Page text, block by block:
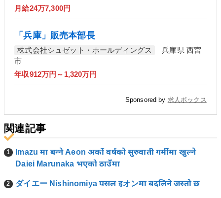
月給24万7,300円
「兵庫」販売本部長
株式会社シュゼット・ホールディングス
兵庫県 西宮
市
年収912万円～1,320万円
Sponsored by 求人ボックス
関連記事
Imazu मा बन्ने Aeon अर्को वर्षको सुरुवाती गर्मीमा खुल्ने
Daiei Marunaka भएको ठाउँमा
ダイエー Nishinomiya पसल इオンमा बदलिने जस्तो छ